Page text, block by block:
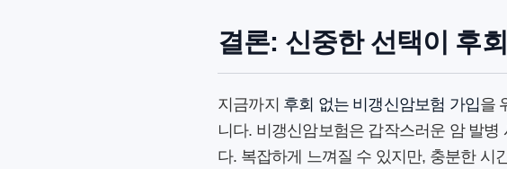
결론: 신중한 선택이 후
지금까지 후회 없는 비갱신암보험 가입을
니다. 비갱신암보험은 갑작스러운 암 발
다. 복잡하게 느껴질 수 있지만, 충분한 시